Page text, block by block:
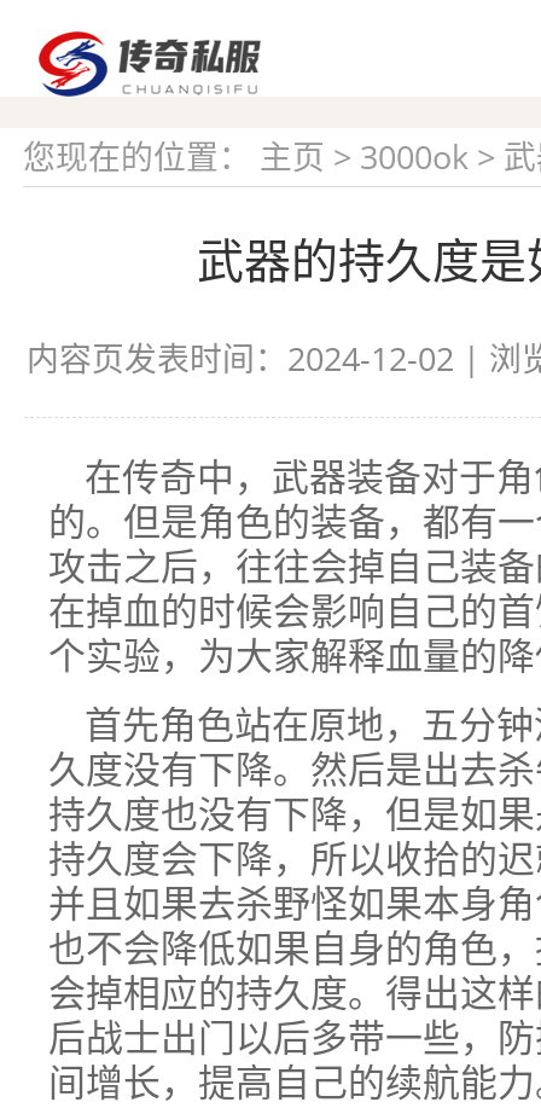
您现在的位置： 主页 > 3000ok >
武器的持久度
内容页发表时间：2024-12-02 | 浏
在传奇中，武器装备对于
的。但是角色的装备，都有
攻击之后，往往会掉自己装
在掉血的时候会影响自己的
个实验，为大家解释血量的
首先角色站在原地，五分
久度没有下降。然后是出去
持久度也没有下降，但是如
持久度会下降，所以收拾的
并且如果去杀野怪如果本身
也不会降低如果自身的角色
会掉相应的持久度。得出这
后战士出门以后多带一些，
间增长，提高自己的续航能